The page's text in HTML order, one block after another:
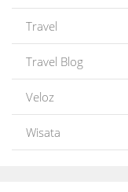
Travel
Travel Blog
Veloz
Wisata